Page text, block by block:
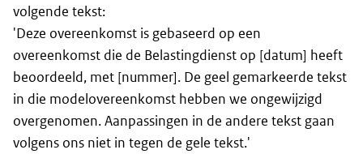
volgende tekst:
'Deze overeenkomst is gebaseerd op een
overeenkomst die de Belastingdienst op [datum] heeft
beoordeeld, met [nummer]. De geel gemarkeerde tekst
in die modelovereenkomst hebben we ongewijzigd
overgenomen. Aanpassingen in de andere tekst gaan
volgens ons niet in tegen de gele tekst.'